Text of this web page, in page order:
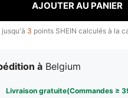
AJOUTER AU PANIER
jusqu'à 3 points SHEIN calculés à la
à Belgium
Livraison gratuite(Commandes ≥